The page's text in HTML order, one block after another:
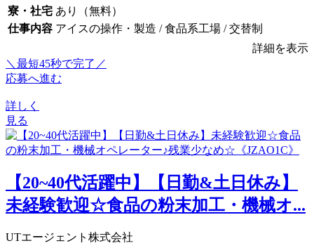
寮・社宅 あり（無料）
仕事内容 アイスの操作・製造 / 食品系工場 / 交替制
詳細を表示
＼最短45秒で完了／
応募へ進む
詳しく
見る
【20~40代活躍中】【日勤&土日休み】
未経験歓迎☆食品の粉末加工・機械オ...
UTエージェント株式会社